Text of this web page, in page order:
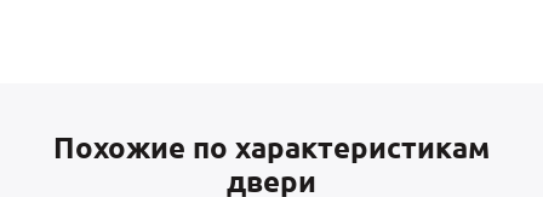
Похожие по характеристикам
двери